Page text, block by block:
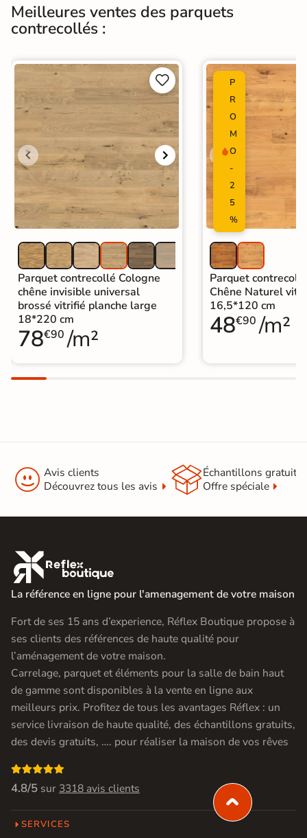
Meilleures ventes des parquets
contrecollés :


Parquet contrecollé Cologne
chêne invisible universal
brossé vitrifié planche large
18*220 cm
78€90 /m²
P
R
O
M
O
-
2
5
%
Parquet
Chêne Naturel
16,5*120 cm
48€90 /m²
 Avis clients
Découvrez tous les avis
Échantillons gratuit
Offre spéciale

La référence en ligne pour l'amenagement de votre maison
Fort de ses 15 ans d’experience, Réflex Boutique propose à
ses clients des références de haute qualité pour
l’aménagement de votre maison.
Carrelage, parquet et éléments pour la salle de bain haut
de gamme sont disponibles à la vente en ligne aux
meilleurs prix. Profitez de tous les avantages Réflex : un
service livraison de haute qualité, des échantillons gratuits,
des devis gratuits, …. pour réaliser la maison de vos rêves

4.8/5 sur 3318 avis clients
SERVICES